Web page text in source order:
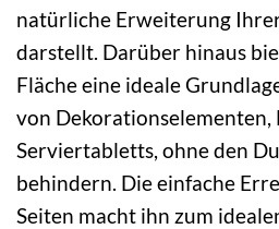
natürliche Erweiterung
darstellt. Darüber hinaus
Fläche eine ideale
von Dekorationselementen,
Serviertabletts, ohne den
behindern. Die einfache
Seiten macht ihn zum